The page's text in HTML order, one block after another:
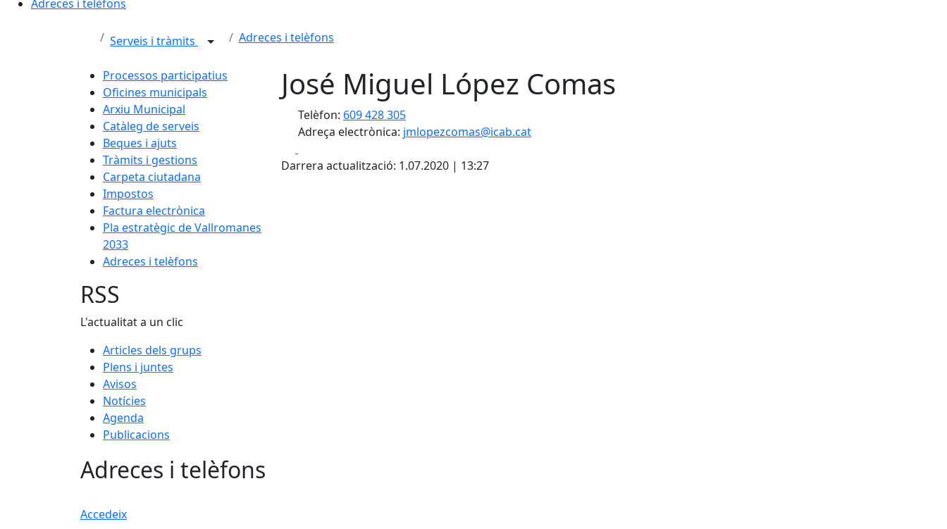
Adreces i telèfons
Serveis i tràmits Adreces i telèfons
Processos participatius
Oficines municipals
Arxiu Municipal
Catàleg de serveis
Beques i ajuts
Tràmits i gestions
Carpeta ciutadana
Impostos
Factura electrònica
Pla estratègic de Vallromanes
2033
Adreces i telèfons
José Miguel López Comas
Telèfon: 609 428 305
Adreça electrònica: jmlopezcomas@icab.cat
Darrera actualització: 1.07.2020 | 13:27
RSS
L'actualitat a un clic
Articles dels grups
Plens i juntes
Avisos
Notícies
Agenda
Publicacions
Adreces i telèfons
Accedeix